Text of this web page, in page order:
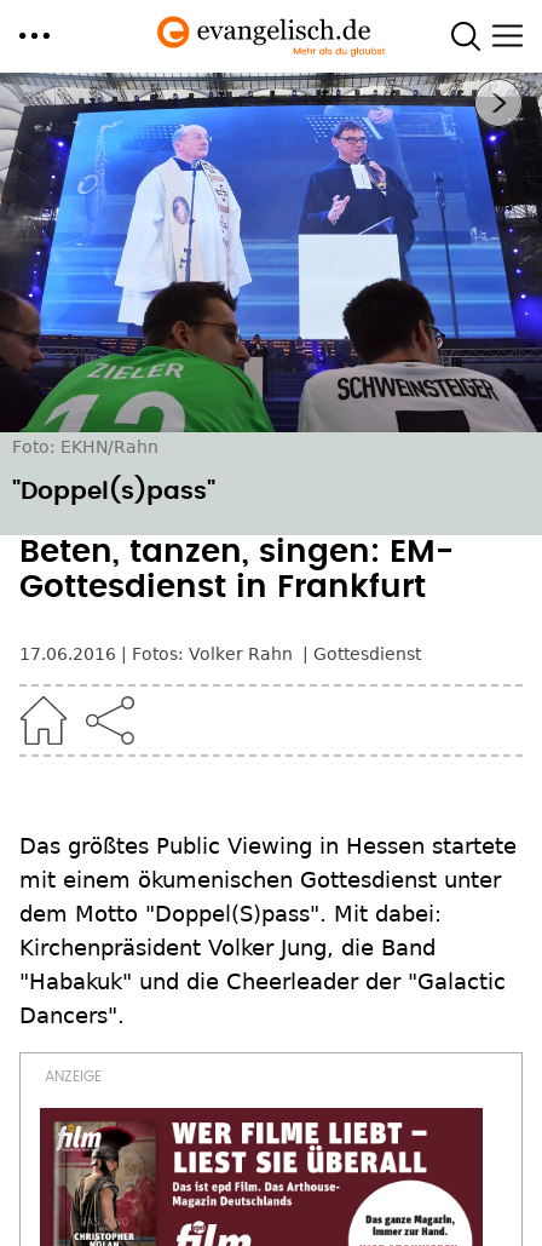
Direkt
zum
Inhalt
Nächstes Bild
Foto: EKHN/Rahn
"Doppel(s)pass"
Beten, tanzen, singen: EM-
Gottesdienst in Frankfurt
17.06.2016 Fotos: Volker Rahn Gottesdienst
Das größtes Public Viewing in Hessen startete
mit einem ökumenischen Gottesdienst unter
dem Motto "Doppel(S)pass". Mit dabei:
Kirchenpräsident Volker Jung, die Band
"Habakuk" und die Cheerleader der "Galactic
Dancers".